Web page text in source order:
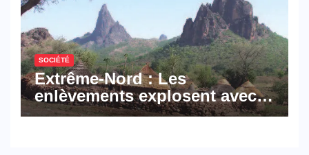
SOCIÉTÉ
Extrême-Nord : Les
enlèvements explosent avec
308 victimes en trois mois